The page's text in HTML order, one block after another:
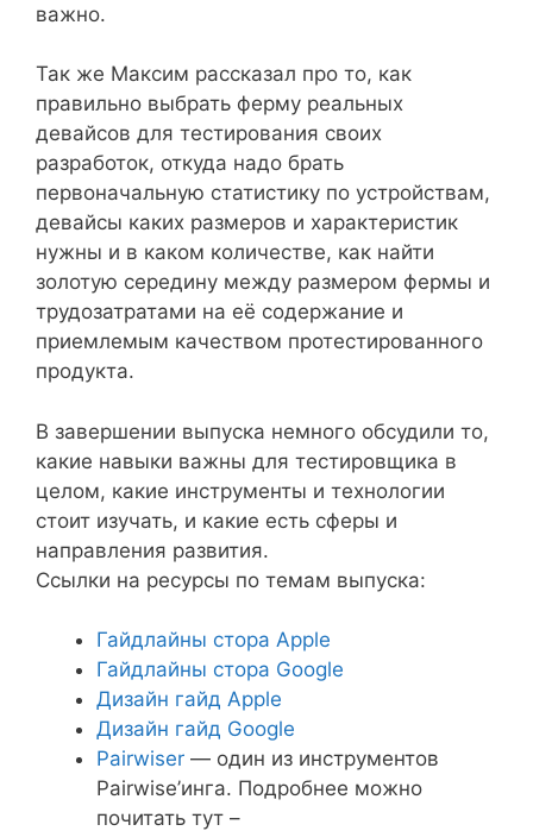
важно.
Так же Максим рассказал про то, как
правильно выбрать ферму реальных
девайсов для тестирования своих
разработок, откуда надо брать
первоначальную статистику по устройствам,
девайсы каких размеров и характеристик
нужны и в каком количестве, как найти
золотую середину между размером фермы и
трудозатратами на её содержание и
приемлемым качеством протестированного
продукта.
В завершении выпуска немного обсудили то,
какие навыки важны для тестировщика в
целом, какие инструменты и технологии
стоит изучать, и какие есть сферы и
направления развития.
Ссылки на ресурсы по темам выпуска:
Гайдлайны стора Apple
Гайдлайны стора Google
Дизайн гайд Apple
Дизайн гайд Google
Pairwiser — один из инструментов
Pairwise’инга. Подробнее можно
почитать тут –